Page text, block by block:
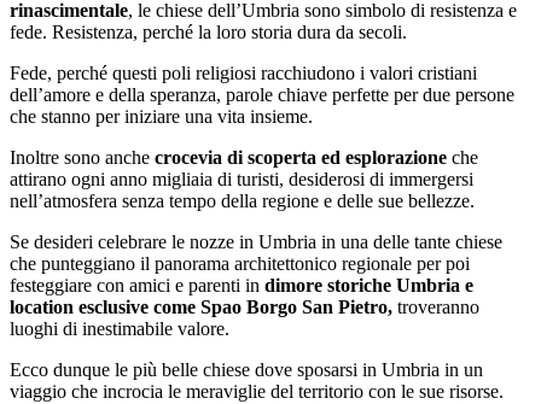
rinascimentale, le chiese dell’Umbria sono simbolo di resistenza e
fede. Resistenza, perché la loro storia dura da secoli.
Fede, perché questi poli religiosi racchiudono i valori cristiani
dell’amore e della speranza, parole chiave perfette per due persone
che stanno per iniziare una vita insieme.
Inoltre sono anche crocevia di scoperta ed esplorazione che
attirano ogni anno migliaia di turisti, desiderosi di immergersi
nell’atmosfera senza tempo della regione e delle sue bellezze.
Se desideri celebrare le nozze in Umbria in una delle tante chiese
che punteggiano il panorama architettonico regionale per poi
festeggiare con amici e parenti in dimore storiche Umbria e
location esclusive come Spao Borgo San Pietro, troveranno
luoghi di inestimabile valore.
Ecco dunque le più belle chiese dove sposarsi in Umbria in un
viaggio che incrocia le meraviglie del territorio con le sue risorse.